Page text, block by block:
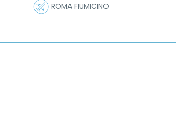
ROMA FIUMICINO